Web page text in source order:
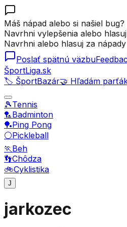
Máš nápad alebo si našiel bug?
Navrhni vylepšenia alebo
Navrhni alebo hlasuj za nápady
Poslať spätnú väzbu
ŠportLiga.sk
🏷️ ŠportBazár🤝 Hľadám
🎾Tennis
🏸Badminton
🏓Ping Pong
⚪Pickleball
🏃Beh
👣Chôdza
🚲Cyklistika
J
jarkozec